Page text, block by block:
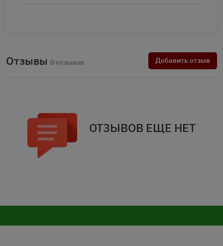
Отзывы 0 отзывов Добавить отзыв
ОТЗЫВОВ ЕЩЕ НЕТ